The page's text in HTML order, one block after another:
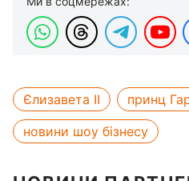
Єлизавета II
принц
новини шоу бізнесу